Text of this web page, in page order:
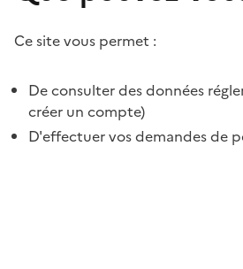
Ce site vous permet :
De consulter des données
créer un compte)
D'effectuer vos demandes de